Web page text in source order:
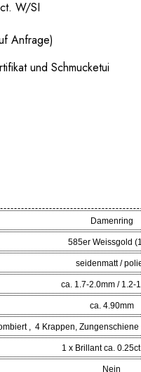
W/SI
Anfrage)
und Schmucketui
Damenring
585er Weissgold
seidenmatt /
ca. 1.7-2.0mm / 1.2-
ca. 4.90mm
, 4 Krappen,
1 x Brillant ca.
Nein